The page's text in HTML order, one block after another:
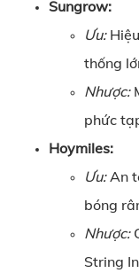
Sungrow:
Ưu:
thống
Nhược:
phức
Hoymiles:
Ưu:An
bóng
Nhược:
String